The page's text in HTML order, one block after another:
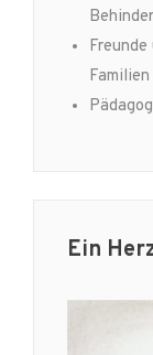
Familien
Ein